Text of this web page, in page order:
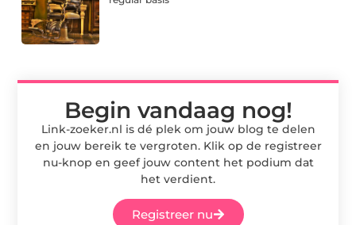
Begin vandaag nog!
Link-zoeker.nl is dé plek om jouw blog te delen
en jouw bereik te vergroten. Klik op de registreer
nu-knop en geef jouw content het podium dat
het verdient.
Registreer nu